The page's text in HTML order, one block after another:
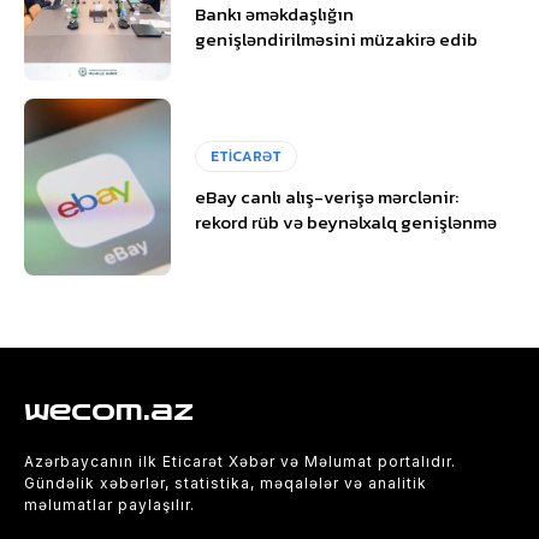
Bankı əməkdaşlığın
genişləndirilməsini müzakirə edib
ETİCARƏT
eBay canlı alış-verişə mərclənir:
rekord rüb və beynəlxalq genişlənmə
wecom.az
Azərbaycanın ilk Eticarət Xəbər və Məlumat portalıdır.
Gündəlik xəbərlər, statistika, məqalələr və analitik
məlumatlar paylaşılır.